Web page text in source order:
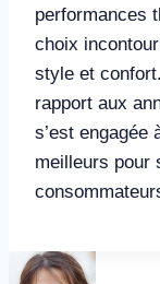
performances
choix
style et
rapport aux
s’est engagée
meilleurs pour